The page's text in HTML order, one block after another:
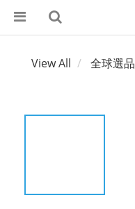
View All 全球選品